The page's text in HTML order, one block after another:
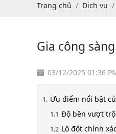
Trang chủ Dịch vụ
Gia công
03/12/2025 01:36
Ưu điểm nổi bật
Độ bền vượt
Lỗ đột chính